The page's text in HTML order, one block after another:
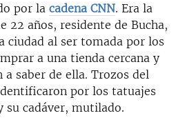
por la cadena CNN. Era la
22 años, residente de Bucha,
ciudad al ser tomada por los
a una tienda cercana y
saber de ella. Trozos del
por los tatuajes
su cadáver, mutilado.